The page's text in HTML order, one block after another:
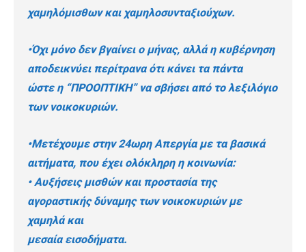
χαμηλόμισθων και χαμηλοσυνταξιούχων.
•Όχι μόνο δεν βγαίνει ο μήνας, αλλά η κυβέρνηση
αποδεικνύει περίτρανα ότι κάνει τα πάντα
ώστε η “ΠΡΟΟΠΤΙΚΗ” να σβήσει από το λεξιλόγιο
των νοικοκυριών.
•Μετέχουμε στην 24ωρη Απεργία με τα βασικά
αιτήματα, που έχει ολόκληρη η κοινωνία:
• Αυξήσεις μισθών και προστασία της
αγοραστικής δύναμης των νοικοκυριών με
χαμηλά και
μεσαία εισοδήματα.